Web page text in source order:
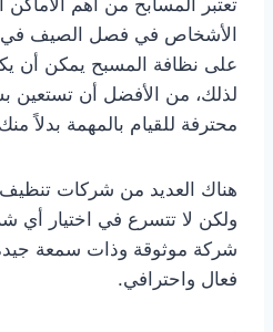
تعتبر المسابح من أهم الأماكن
الأشخاص في فصل الصيف في
على نظافة المسبح يمكن أن
لذلك، من الأفضل أن تستعين
محترفة للقيام بالمهمة بدلاً
هناك العديد من شركات
ولكن لا تتسرع في اختيار أي
شركة موثوقة وذات سمعة
فعال واحترافي.